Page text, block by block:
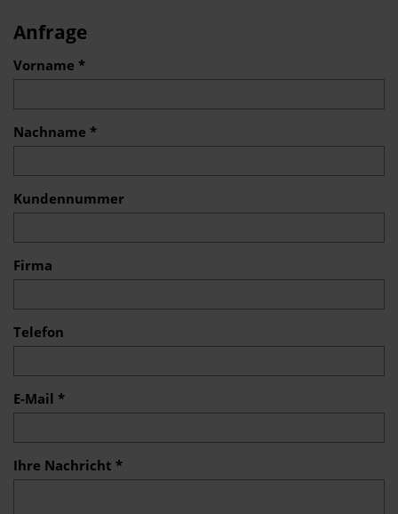
Anfrage
Vorname *
Nachname *
Kundennummer
Firma
Telefon
E-Mail *
Ihre Nachricht *